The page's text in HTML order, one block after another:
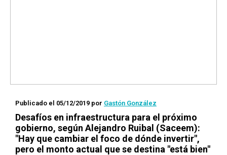
Publicado el 05/12/2019 por Gastón González
Desafíos en infraestructura para el próximo
gobierno, según Alejandro Ruibal (Saceem):
"Hay que cambiar el foco de dónde invertir",
pero el monto actual que se destina "está bien"